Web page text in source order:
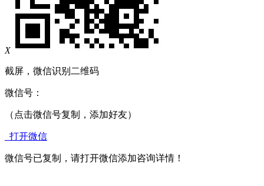
X
截屏，微信识别二维码
微信号：
（点击微信号复制，添加好友）
打开微信
微信号已复制，请打开微信添加咨询详情！